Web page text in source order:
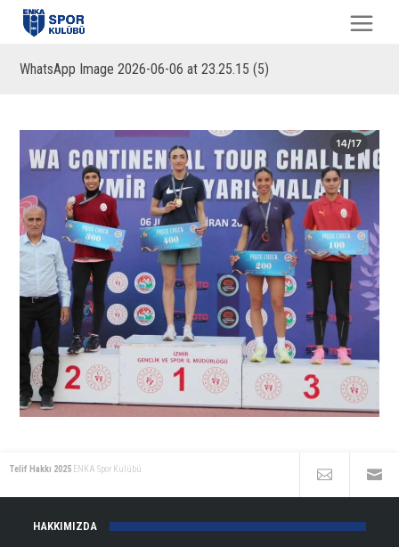
WhatsApp Image 2026-06-06 at 23.25.15 (5)
Telif Hakkı 2025 ENKA Spor Kulübü
HAKKIMIZDA